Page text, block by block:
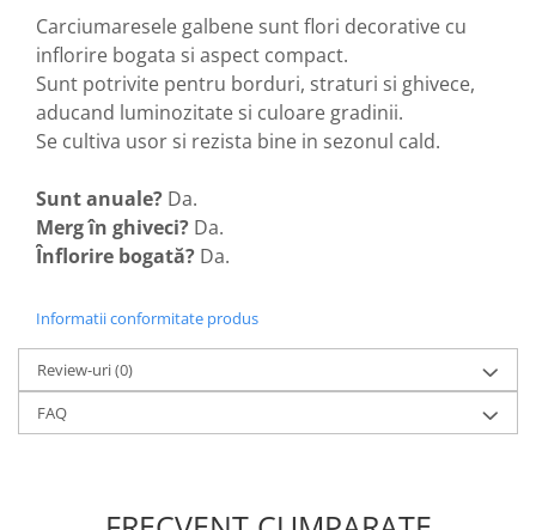
Accesorii agricole
Accesorii gard electric
Accesorii irigat
Araci/ Suporti plante
Carabine/ carlige
Diverse casa si gradina
Diverse depozitare
Echipament protectie gradina
Fir/Ata de legat
Foarfeci
Furtun / banda / tub
Carciumaresele galbene sunt flori decorative cu
inflorire bogata si aspect compact.
Sunt potrivite pentru borduri, straturi si ghivece,
aducand luminozitate si culoare gradinii.
Se cultiva usor si rezista bine in sezonul cald.
Sunt anuale? Da.
Merg în ghiveci? Da.
Înflorire bogată? Da.
Informatii conformitate produs
Review-uri(0)
FAQ